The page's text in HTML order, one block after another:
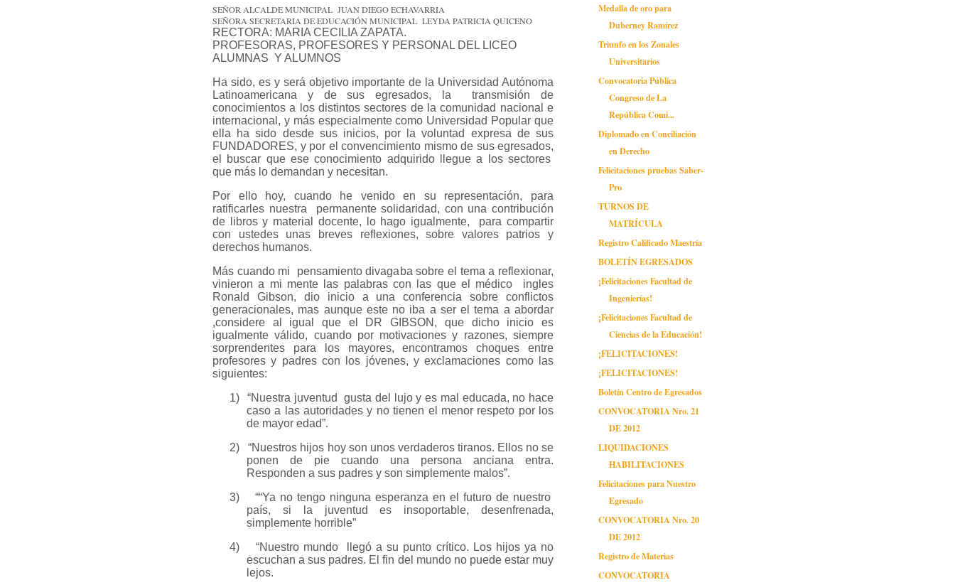
SEÑOR ALCALDE MUNICIPAL JUAN DIEGO ECHAVARRIA
SEÑORA SECRETARIA DE EDUCACIÓN MUNICIPAL LEYDA PATRICIA QUICENO
RECTORA: MARIA CECILIA ZAPATA.
PROFESORAS, PROFESORES Y PERSONAL DEL LICEO
ALUMNAS Y ALUMNOS
Ha sido, es y será objetivo importante de la Universidad Autónoma
Latinoamericana y de sus egresados, la transmisión de
conocimientos a los distintos sectores de la comunidad nacional e
internacional, y más especialmente como Universidad Popular que
ella ha sido desde sus inicios, por la voluntad expresa de sus
FUNDADORES, y por el convencimiento mismo de sus egresados,
el buscar que ese conocimiento adquirido llegue a los sectores
que más lo demandan y necesitan.
Por ello hoy, cuando he venido en su representación, para
ratificarles nuestra permanente solidaridad, con una contribución
de libros y material docente, lo hago igualmente, para compartir
con ustedes unas breves reflexiones, sobre valores patrios y
derechos humanos.
Más cuando mi pensamiento divagaba sobre el tema a reflexionar,
vinieron a mi mente las palabras con las que el médico ingles
Ronald Gibson, dio inicio a una conferencia sobre conflictos
generacionales, mas aunque este no iba a ser el tema a abordar
,considere al igual que el DR GIBSON, que dicho inicio es
igualmente válido, cuando por motivaciones y razones, siempre
sorprendentes para los mayores, encontramos choques entre
profesores y padres con los jóvenes, y exclamaciones como las
siguientes:
1)
“Nuestra juventud gusta del lujo y es mal educada, no hace
caso a las autoridades y no tienen el menor respeto por los
de mayor edad”.
2)
“Nuestros hijos hoy son unos verdaderos tiranos. Ellos no se
ponen de pie cuando una persona anciana entra.
Responden a sus padres y son simplemente malos”.
3)
““Ya no tengo ninguna esperanza en el futuro de nuestro
país, si la juventud es insoportable, desenfrenada,
simplemente horrible”
4)
“Nuestro mundo llegó a su punto crítico. Los hijos ya no
escuchan a sus padres. El fin del mundo no puede estar muy
lejos.
Medalla de oro para
Duberney Ramírez
Triunfo en los Zonales
Universitarios
Convocatoria Pública
Congreso de La
República Comi...
Diplomado en Conciliación
en Derecho
Felicitaciones pruebas Saber-
Pro
TURNOS DE
MATRÍCULA
Registro Calificado Maestría
BOLETÍN EGRESADOS
¡Felicitaciones Facultad de
Ingenierías!
¡Felicitaciones Facultad de
Ciencias de la Educación!
¡FELICITACIONES!
¡FELICITACIONES!
Boletín Centro de Egresados
CONVOCATORIA Nro. 21
DE 2012
LIQUIDACIONES
HABILITACIONES
Felicitaciones para Nuestro
Egresado
CONVOCATORIA Nro. 20
DE 2012
Registro de Materias
CONVOCATORIA